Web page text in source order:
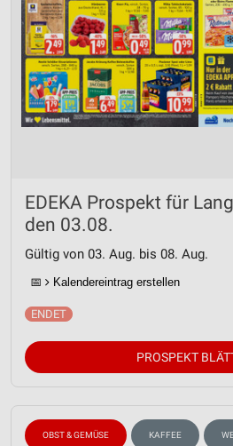
EDEKA Prospekt für
den 03.08.
Gültig von 03. Aug. bis 08. Aug.
📅 Kalendereintrag erstellen
PROSPEKT
OBST & GEMÜSE KAFFEE